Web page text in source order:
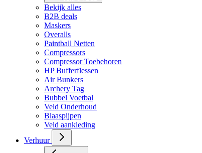
Bekijk alles
B2B deals
Maskers
Overalls
Paintball Netten
Compressors
Compressor Toebehoren
HP Bufferflessen
Air Bunkers
Archery Tag
Bubbel Voetbal
Veld Onderhoud
Blaaspijpen
Veld aankleding
Verhuur